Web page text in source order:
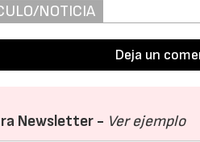
NOTICIA
Deja un
Newsletter - Ver ejemplo